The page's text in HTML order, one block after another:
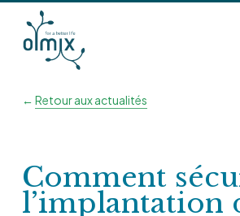
← Retour aux actualités
Comment
l’implantation